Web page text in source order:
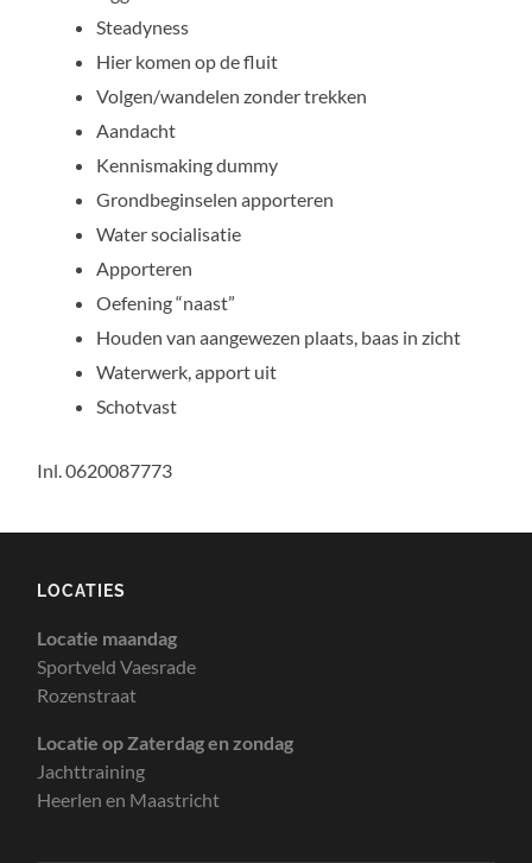
Steadyness
Hier komen op de fluit
Volgen/wandelen zonder trekken
Aandacht
Kennismaking dummy
Grondbeginselen apporteren
Water socialisatie
Apporteren
Oefening “naast”
Houden van aangewezen plaats, baas in zicht
Waterwerk, apport uit
Schotvast
Inl. 0620087773
LOCATIES
Locatie maandag
Sportveld Vaesrade
Rozenstraat
Locatie op Zaterdag en zondag
Jachttraining
Heerlen en Maastricht